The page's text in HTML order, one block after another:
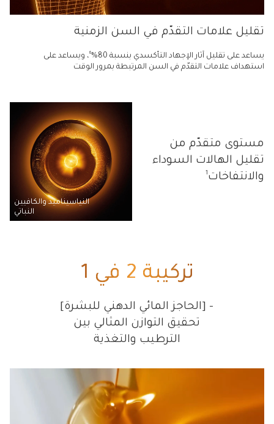
تقليل علامات التقدّم في السن الزمنية
يساعد على تقليل آثار الإجهاد التأكسدي بنسبة 80% 6، ويساعد على
استهداف علامات التقدّم في السن المرتبطة بمرور الوقت
النياسيناميد والكافيين
النباتي
مستوى متقدّم من
تقليل الهالات السوداء
والانتفاخات1
تركيبة 2 في 1
تحقيق التوازن المثالي بين
الترطيب والتغذية